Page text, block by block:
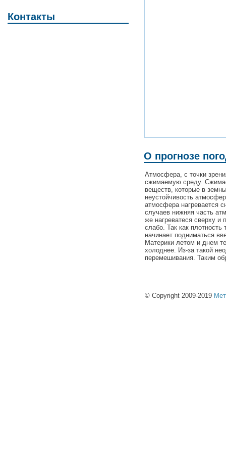
Контакты
О прогнозе
Атмосфера, с точки
сжимаемую среду.
веществ, которые в
неустойчивость
атмосфера нагревается
случаев нижняя часть
же нагреватеся сверху и
слабо. Так как
начинает подниматься
Материки летом и днем
холоднее. Из-за такой
перемешивания. Таким
© Copyright 2009-2019